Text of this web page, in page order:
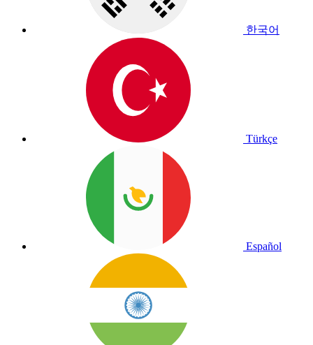
한국어
Türkçe
Español